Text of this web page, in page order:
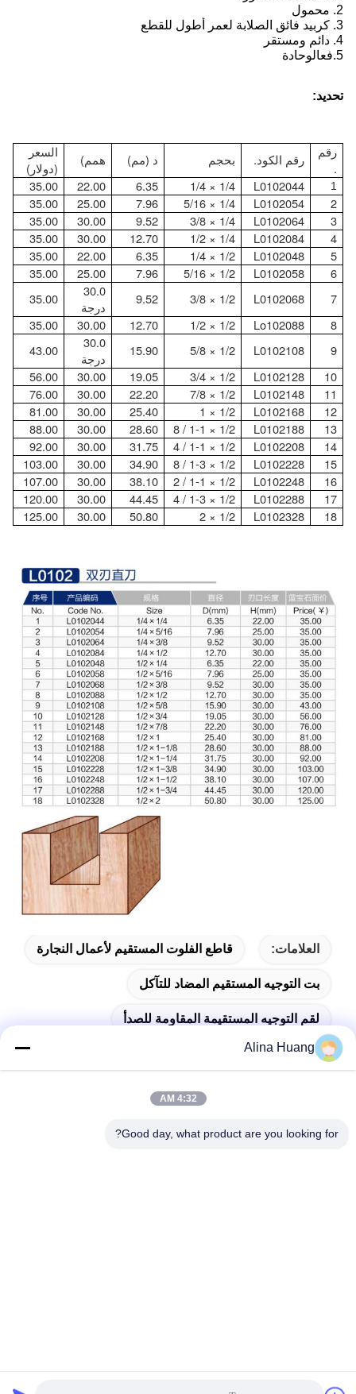
2. محمول
3. كربيد فائق الصلابة لعمر أطول للقطع
4. دائم ومستقر
5. فعالوحادة
تحديد:
رقم
.
رقم الكود. بحجم د (مم) همم)
السعر
(دولار)
1
L0102044
1/4 × 1/4
6.35
22.00
35.00
2
L0102054
1/4 × 5/16
7.96
25.00
35.00
3
L0102064
1/4 × 3/8
9.52
30.00
35.00
4
L0102084
1/4 × 1/2
12.70
30.00
35.00
5
L0102048
1/2 × 1/4
6.35
22.00
35.00
6
L0102058
1/2 × 5/16
7.96
25.00
35.00
7
L0102068
1/2 × 3/8
9.52
30.0
درجة
35.00
8
Lo102088
1/2 × 1/2
12.70
30.00
35.00
9
L0102108
1/2 × 5/8
15.90
30.0
درجة
43.00
10
L0102128
1/2 × 3/4
19.05
30.00
56.00
11
L0102148
1/2 × 7/8
22.20
30.00
76.00
12
L0102168
1/2 × 1
25.40
30.00
81.00
13
L0102188
1/2 × 1-1 / 8
28.60
30.00
88.00
14
L0102208
1/2 × 1-1 / 4
31.75
30.00
92.00
15
L0102228
1/2 × 1-3 / 8
34.90
30.00
103.00
16
L0102248
1/2 × 1-1 / 2
38.10
30.00
107.00
17
L0102288
1/2 × 1-3 / 4
44.45
30.00
120.00
18
L0102328
1/2 × 2
50.80
30.00
125.00
العلامات: قاطع الفلوت المستقيم لأعمال النجارة
بت التوجيه المستقيم المضاد للتآكل
لقم التوجيه المستقيمة المقاومة للصدأ
دائري TCT المورد. حقوق الطبع والنشر © 2022-2026 Foshan Nanhai
Alina Huang
4:32 AM
Good day, what product are you looking for?